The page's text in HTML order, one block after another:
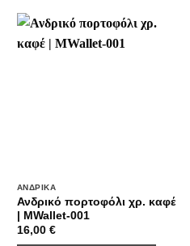
ΑΝΔΡΙΚΆ
Ανδρικό πορτοφόλι χρ. καφέ
| MWallet-001
16,00 €